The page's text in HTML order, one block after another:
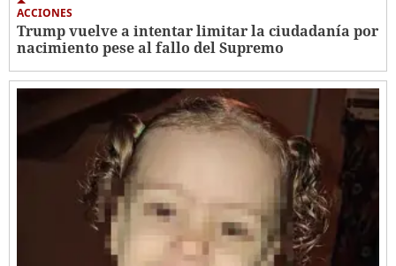
ACCIONES
Trump vuelve a intentar limitar la ciudadanía por
nacimiento pese al fallo del Supremo